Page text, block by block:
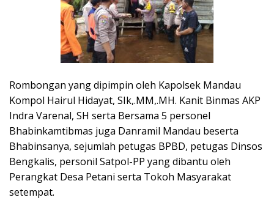
Rombongan yang dipimpin oleh Kapolsek Mandau
Kompol Hairul Hidayat, SIk,.MM,.MH. Kanit Binmas AKP
Indra Varenal, SH serta Bersama 5 personel
Bhabinkamtibmas juga Danramil Mandau beserta
Bhabinsanya, sejumlah petugas BPBD, petugas Dinsos
Bengkalis, personil Satpol-PP yang dibantu oleh
Perangkat Desa Petani serta Tokoh Masyarakat
setempat.